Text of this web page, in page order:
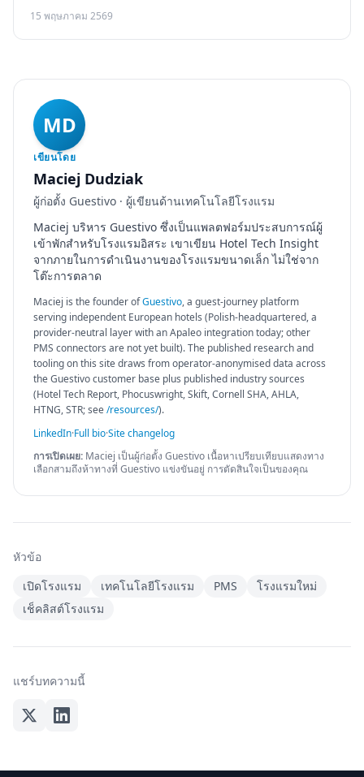
15 พฤษภาคม 2569
MD
เขียนโดย
Maciej Dudziak
ผู้ก่อตั้ง Guestivo · ผู้เขียนด้านเทคโนโลยีโรงแรม
Maciej บริหาร Guestivo ซึ่งเป็นแพลตฟอร์มประสบการณ์ผู้
เข้าพักสำหรับโรงแรมอิสระ เขาเขียน Hotel Tech Insight
จากภายในการดำเนินงานของโรงแรมขนาดเล็ก ไม่ใช่จาก
โต๊ะการตลาด
Maciej is the founder ofGuestivo, a guest-journey platform
serving independent European hotels (Polish-headquartered, a
provider-neutral layer with an Apaleo integration today; other
PMS connectors are not yet built). The published research and
tooling on this site draws from operator-anonymised data across
the Guestivo customer base plus published industry sources
(Hotel Tech Report, Phocuswright, Skift, Cornell SHA, AHLA,
HTNG, STR; see/resources/).
LinkedIn·Full bio·Site changelog
การเปิดเผย: Maciej เป็นผู้ก่อตั้ง Guestivo เนื้อหาเปรียบเทียบแสดงทาง
เลือกสามถึงห้าทางที่ Guestivo แข่งขันอยู่ การตัดสินใจเป็นของคุณ
หัวข้อ
เปิดโรงแรม
เทคโนโลยีโรงแรม PMS
โรงแรมใหม่
เช็คลิสต์โรงแรม
แชร์บทความนี้